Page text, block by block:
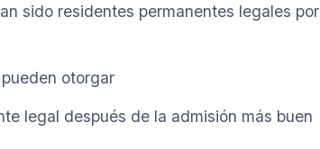
sido residentes permanentes legales por
otorgar
legal después de la admisión más buen